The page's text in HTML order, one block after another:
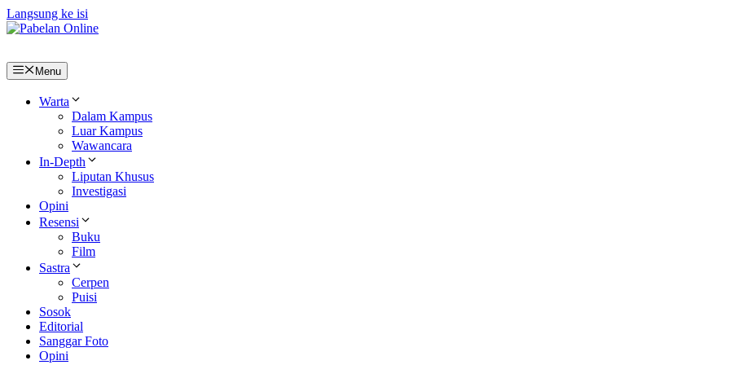
Langsung ke isi
Menu
Warta
Dalam Kampus
Luar Kampus
Wawancara
In-Depth
Liputan Khusus
Investigasi
Opini
Resensi
Buku
Film
Sastra
Cerpen
Puisi
Sosok
Editorial
Sanggar Foto
Opini